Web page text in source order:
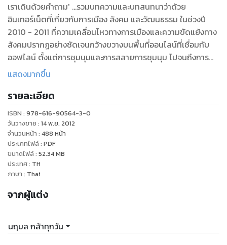
เราเดินด้วยคำถาม' ...รวมบทความและบทสนทนาว่าด้วย
อินเทอร์เน็ตที่เกี่ยวกับการเมือง สังคม และวัฒนธรรม ในช่วงปี
2010 - 2011 ที่ความเคลื่อนไหวทางการเมืองและความขัดแย้งทาง
สังคมปรากฏอย่างชัดเจนกว้างขวางบนพื้นที่ออนไลน์ที่เชื่อมกับ
ออฟไลน์ ตั้งแต่การชุมนุมและการสลายการชุมนุม ไปจนถึงการ
เลือกตั้งทั่วไปและน้ำท่วมใหญ่ในปี 2011
แสดงมากขึ้น
รายละเอียด
ISBN : 978-616-90564-3-0
วันวางขาย : 14 พ.ย. 2012
จำนวนหน้า : 488 หน้า
ประเภทไฟล์: PDF
ขนาดไฟล์: 52.34MB
ประเทศ: TH
ภาษา : Thai
จากผู้แต่ง
นฤมล กล้าทุกวัน